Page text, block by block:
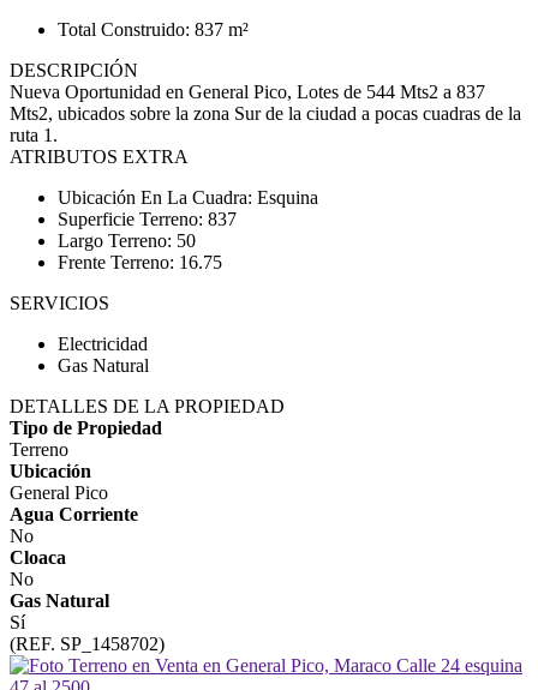
Total Construido: 837 m²
DESCRIPCIÓN
Nueva Oportunidad en General Pico, Lotes de 544 Mts2 a 837
Mts2, ubicados sobre la zona Sur de la ciudad a pocas cuadras de la
ruta 1.
ATRIBUTOS EXTRA
Ubicación En La Cuadra: Esquina
Superficie Terreno: 837
Largo Terreno: 50
Frente Terreno: 16.75
SERVICIOS
Electricidad
Gas Natural
DETALLES DE LA PROPIEDAD
Tipo de Propiedad
Terreno
Ubicación
General Pico
Agua Corriente
No
Cloaca
No
Gas Natural
Sí
(REF. SP_1458702)